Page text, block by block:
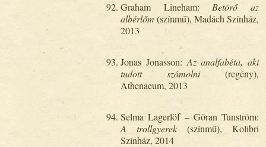
Graham Lineham: Betörő az
albérlőm (színmű), Madách Színház,
2013
Jonas Jonasson: Az analfabéta, aki
tudott számolni(regény),
Athenaeum, 2013
Selma Lagerlöf – Göran Tunström:
A trollgyerek (színmű), Kolibri
Színház, 2014